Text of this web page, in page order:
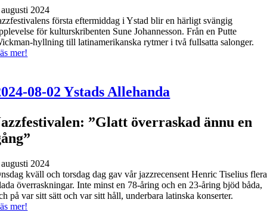
2024
första eftermiddag i Ystad blir en härligt svängig
för kulturskribenten Sune Johannesson. Från en Putte
hyllning till latinamerikanska rytmer i två fullsatta salonger.
mer!
08-02 Ystads Allehanda
”Glatt överraskad ännu en
2024
kväll och torsdag dag gav vår jazzrecensent Henric Tiselius flera
överraskningar. Inte minst en 78-åring och en 23-åring bjöd båda,
på var sitt sätt och var sitt håll, underbara latinska konserter.
mer!